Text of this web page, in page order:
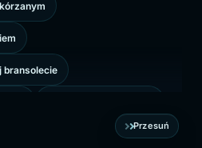
Przesuń
bransolecie
Zegarki męskie Casio